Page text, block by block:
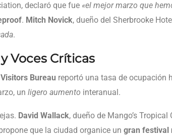
declaró que fue «el mejor marzo que
. Mitch Novick, dueño del Sherbrooke
.
Voces Críticas
Bureau reportó una tasa de ocupación
un ligero aumento interanual.
David Wallack, dueño de Mango’s
que la ciudad organice un gran festival